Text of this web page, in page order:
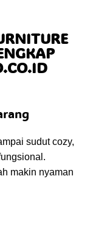
sudut cozy,
makin nyaman